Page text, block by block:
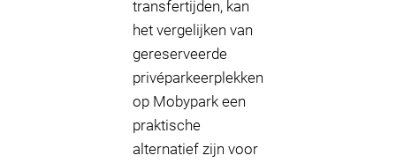
transfertijden, kan
het vergelijken van
gereserveerde
privéparkeerplekken
op Mobypark een
praktische
alternatief zijn voor